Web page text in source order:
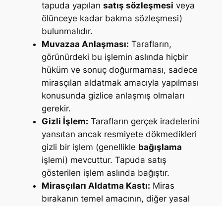
tapuda yapılan satış sözleşmesi veya
ölünceye kadar bakma sözleşmesi)
bulunmalıdır.
Muvazaa Anlaşması: Tarafların,
görünürdeki bu işlemin aslında hiçbir
hüküm ve sonuç doğurmaması, sadece
mirasçıları aldatmak amacıyla yapılması
konusunda gizlice anlaşmış olmaları
gerekir.
Gizli İşlem: Tarafların gerçek iradelerini
yansıtan ancak resmiyete dökmedikleri
gizli bir işlem (genellikle bağışlama
işlemi) mevcuttur. Tapuda satış
gösterilen işlem aslında bağıştır.
Mirasçıları Aldatma Kastı: Miras
bırakanın temel amacının, diğer yasal